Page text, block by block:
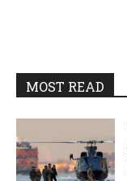
MOST READ